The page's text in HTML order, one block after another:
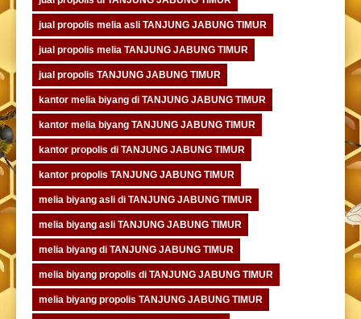
jual propolis melia asli TANJUNG JABUNG TIMUR
jual propolis melia TANJUNG JABUNG TIMUR
jual propolis TANJUNG JABUNG TIMUR
kantor melia biyang di TANJUNG JABUNG TIMUR
kantor melia biyang TANJUNG JABUNG TIMUR
kantor propolis di TANJUNG JABUNG TIMUR
kantor propolis TANJUNG JABUNG TIMUR
melia biyang asli di TANJUNG JABUNG TIMUR
melia biyang asli TANJUNG JABUNG TIMUR
melia biyang di TANJUNG JABUNG TIMUR
melia biyang propolis di TANJUNG JABUNG TIMUR
melia biyang propolis TANJUNG JABUNG TIMUR